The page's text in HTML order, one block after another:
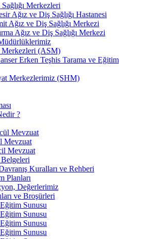
Merkezleri
Ağız ve Diş Sağlığı Hastanesi
Ağız ve Diş Sağlığı Merkezi
Ağız ve Diş Sağlığı Merkezi
Merkezleri (ASM)
Erken Teşhis Tarama ve Eğitim
Merkezlerimiz (SHM)
?
Mevzuat
Mevzuat
Mevzuat
Kuralları ve Rehberi
Planları
Değerlerimiz
ve Broşürleri
Sunusu
Sunusu
Sunusu
Sunusu